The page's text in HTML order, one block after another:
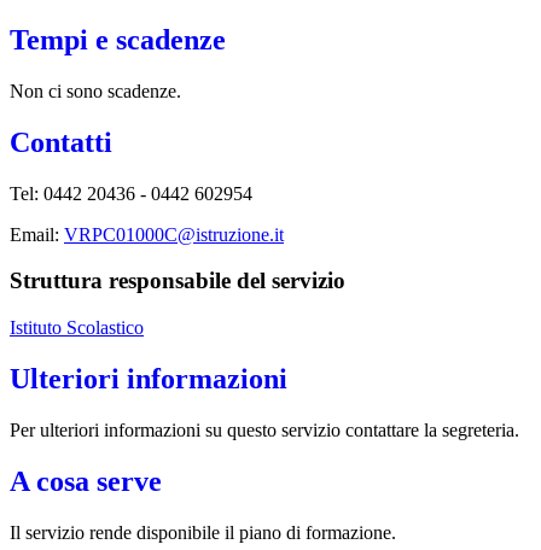
Tempi e scadenze
Non ci sono scadenze.
Contatti
Tel: 0442 20436 - 0442 602954
Email: VRPC01000C@istruzione.it
Struttura responsabile del servizio
Istituto Scolastico
Ulteriori informazioni
Per ulteriori informazioni su questo servizio contattare la segreteria.
A cosa serve
Il servizio rende disponibile il piano di formazione.